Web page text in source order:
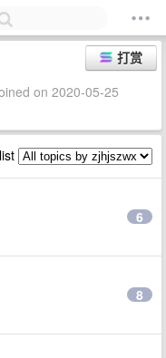
打赏
on 2020-05-25
6
8